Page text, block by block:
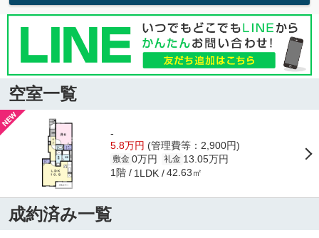
空室一覧
-
5.8万円 (管理費等：2,900円)
敷金 0万円 礼金 13.05万円
1階 1LDK 42.63㎡
成約済み一覧